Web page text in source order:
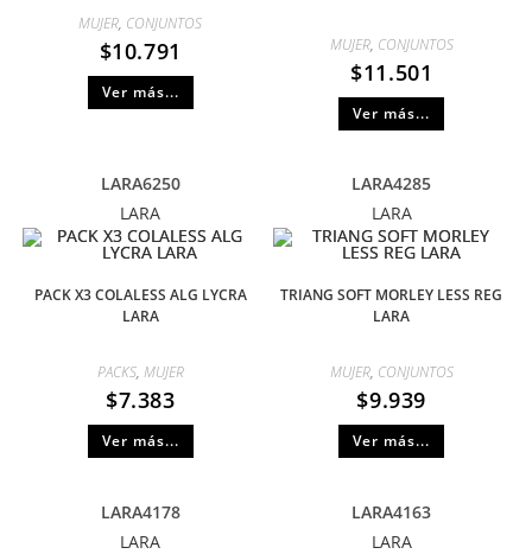
MUJER, CONJUNTOS
$10.791
Ver más...
MUJER, CONJUNTOS
$11.501
Ver más...
LARA6250
LARA
PACK X3 COLALESS ALG LYCRA
LARA
PACKS, MUJER
$7.383
Ver más...
LARA4285
LARA
TRIANG SOFT MORLEY LESS REG
LARA
MUJER, CONJUNTOS
$9.939
Ver más...
LARA4178
LARA
LARA4163
LARA